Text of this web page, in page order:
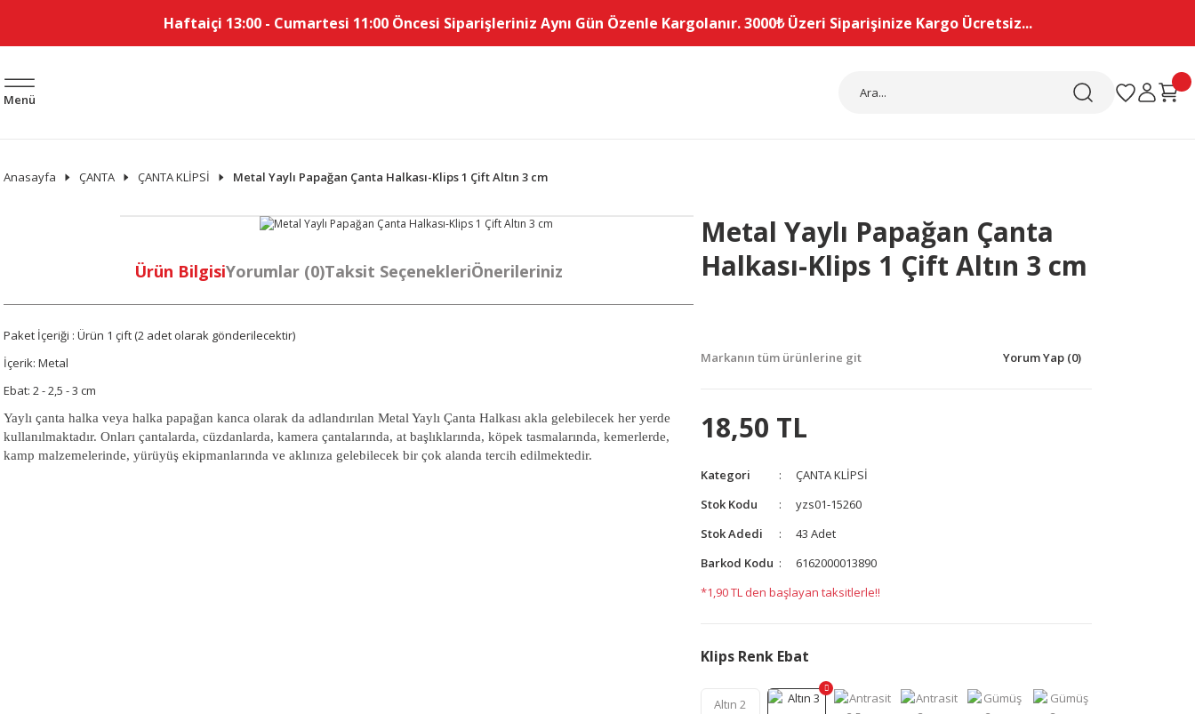
Haftaiçi 13:00 - Cumartesi 11:00 Öncesi Siparişleriniz Aynı Gün Özenle Kargolanır. 3000₺ Üzeri Siparişinize Kargo Ücretsiz...
Menü
Anasayfa ÇANTA ÇANTA KLİPSİ Metal Yaylı Papağan Çanta Halkası-Klips 1 Çift Altın 3 cm
Ürün BilgisiYorumlar (0)Taksit SeçenekleriÖnerileriniz
Paket İçeriği : Ürün 1 çift (2 adet olarak gönderilecektir)
İçerik: Metal
Ebat: 2 - 2,5 - 3 cm
Yaylı çanta halka veya halka papağan kanca olarak da adlandırılan Metal Yaylı Çanta Halkası akla gelebilecek her yerde
kullanılmaktadır. Onları çantalarda, cüzdanlarda, kamera çantalarında, at başlıklarında, köpek tasmalarında, kemerlerde,
kamp malzemelerinde, yürüyüş ekipmanlarında ve aklınıza gelebilecek bir çok alanda tercih edilmektedir.
Metal Yaylı Papağan Çanta
Halkası-Klips 1 Çift Altın 3 cm
Markanın tüm ürünlerine git Yorum Yap (0)
18,50 TL
Kategori
ÇANTA KLİPSİ
Stok Kodu
yzs01-15260
Stok Adedi
43 Adet
Barkod Kodu
6162000013890
*1,90 TL den başlayan taksitlerle!!
Klips Renk Ebat
Altın 2